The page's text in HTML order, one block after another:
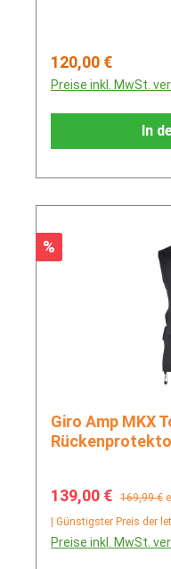
Regulärer Preis:
120,00 €
Preise inkl. MwSt.
In
Rabatt
%
Giro Amp MKX Top black 20
Verkaufspreis:
139,00 € Regulärer
169,99 €
| Günstigster Preis der
Preise inkl. MwSt.